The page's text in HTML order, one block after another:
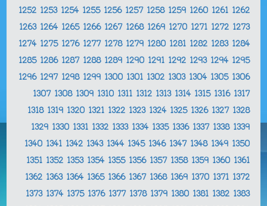
1252 1253 1254 1255 1256 1257 1258 1259 1260 1261 1262
1263 1264 1265 1266 1267 1268 1269 1270 1271 1272 1273
1274 1275 1276 1277 1278 1279 1280 1281 1282 1283 1284
1285 1286 1287 1288 1289 1290 1291 1292 1293 1294 1295
1296 1297 1298 1299 1300 1301 1302 1303 1304 1305 1306
1307 1308 1309 1310 1311 1312 1313 1314 1315 1316 1317
1318 1319 1320 1321 1322 1323 1324 1325 1326 1327 1328
1329 1330 1331 1332 1333 1334 1335 1336 1337 1338 1339
1340 1341 1342 1343 1344 1345 1346 1347 1348 1349 1350
1351 1352 1353 1354 1355 1356 1357 1358 1359 1360 1361
1362 1363 1364 1365 1366 1367 1368 1369 1370 1371 1372
1373 1374 1375 1376 1377 1378 1379 1380 1381 1382 1383